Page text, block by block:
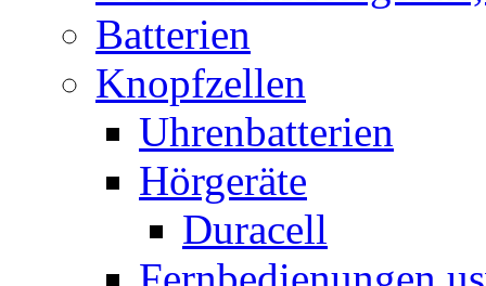
Batterien
Knopfzellen
Uhrenbatterien
Hörgeräte
Duracell